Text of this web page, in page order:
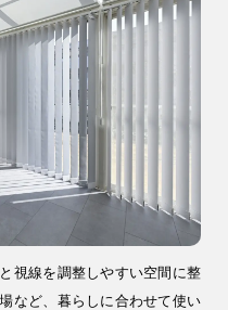
視線を調整しやすい空間に整
など、暮らしに合わせて使い
／水曜日）